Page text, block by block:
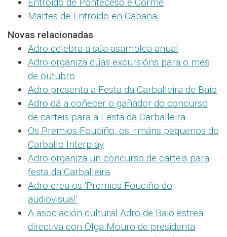
Entroido de Ponteceso e Corme.
Martes de Entroido en Cabana.
Novas relacionadas
Adro celebra a súa asamblea anual
Adro organiza dúas excursións para o mes
de outubro
Adro presenta a Festa da Carballeira de Baio
Adro dá a coñecer o gañador do concurso
de carteis para a Festa da Carballeira
Os Premios Fouciño, os irmáns pequenos do
Carballo Interplay
Adro organiza un concurso de carteis para
festa da Carballeira
Adro crea os ‘Premios Fouciño do
audiovisual’.
A asociación cultural Adro de Baio estrea
directiva con Olga Mouro de presidenta